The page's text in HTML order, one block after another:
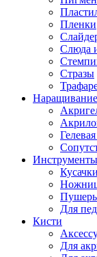
Пленки
Слюда
Стразы
Наращивание
Инструменты
Для
Кисти
Для